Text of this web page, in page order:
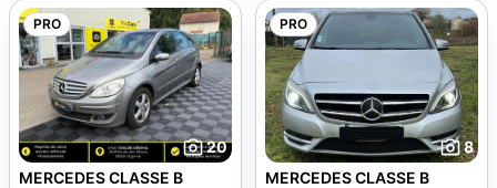
PRO
20
MERCEDES CLASSE B
PRO
8
MERCEDES CLASSE B